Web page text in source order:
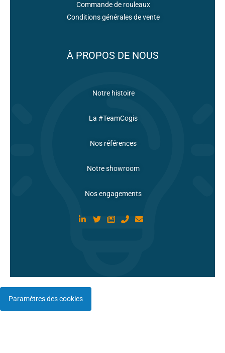
Commande de rouleaux
Conditions générales de vente
À PROPOS DE NOUS
Notre histoire
La #TeamCogis
Nos références
Notre showroom
Nos engagements
Paramètres des cookies